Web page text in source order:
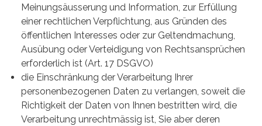
Meinungsäusserung und Information, zur Erfüllung
einer rechtlichen Verpflichtung, aus Gründen des
öffentlichen Interesses oder zur Geltendmachung,
Ausübung oder Verteidigung von Rechtsansprüchen
erforderlich ist (Art. 17 DSGVO)
die Einschränkung der Verarbeitung Ihrer
personenbezogenen Daten zu verlangen, soweit die
Richtigkeit der Daten von Ihnen bestritten wird, die
Verarbeitung unrechtmässig ist, Sie aber deren